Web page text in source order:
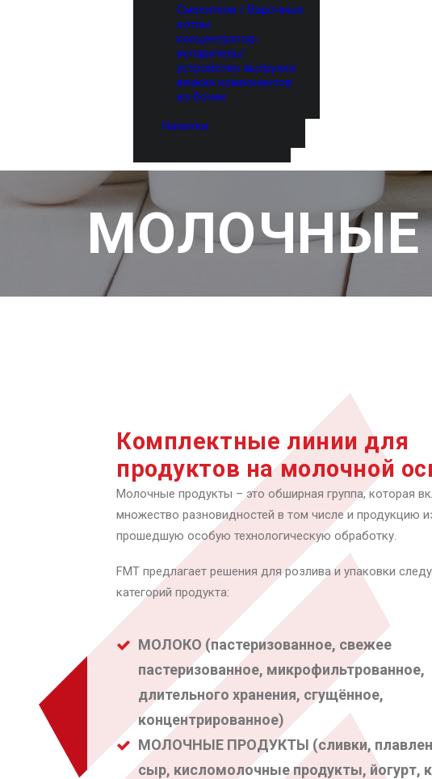
Смесители / Варочные
котлы
концентратор-
испаритель/
устройство выгрузки
вязких компонентов
из бочек
Напитки
Комплектные линии для
продуктов на молочной
Молочные продукты – это обширная группа, которая
множество разновидностей в том числе и продукцию
прошедшую особую технологическую обработку.
FMT предлагает решения для розлива и упаковки
категорий продукта:
МОЛОКО (пастеризованное, свежее
пастеризованное, микрофильтрованное,
длительного хранения, сгущённое,
концентрированное)
МОЛОЧНЫЕ ПРОДУКТЫ (сливки, п
сыр, кисломолочные продукты, йогурт,